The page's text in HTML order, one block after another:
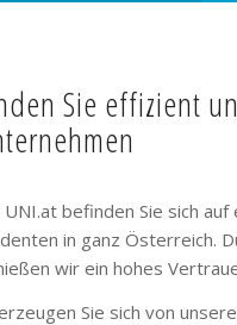
Sie effizient
UNI.at befinden Sie sich
in ganz Österreich.
wir ein hohes
Sie sich von